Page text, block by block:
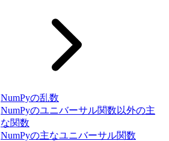
NumPyの乱数
NumPyのユニバーサル関数以外の主
な関数
NumPyの主なユニバーサル関数